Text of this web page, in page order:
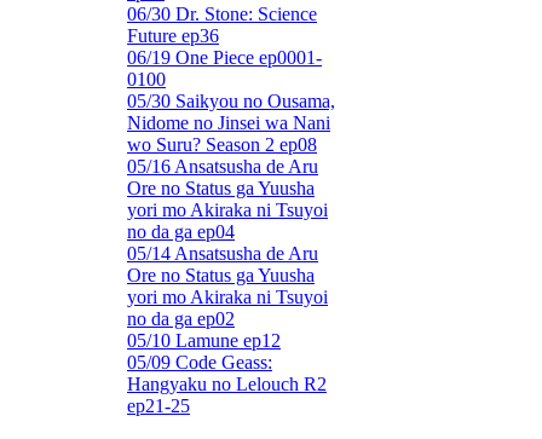
06/30 Dr. Stone: Science
Future ep36
06/19 One Piece ep0001-
0100
05/30 Saikyou no Ousama,
Nidome no Jinsei wa Nani
wo Suru? Season 2 ep08
05/16 Ansatsusha de Aru
Ore no Status ga Yuusha
yori mo Akiraka ni Tsuyoi
no da ga ep04
05/14 Ansatsusha de Aru
Ore no Status ga Yuusha
yori mo Akiraka ni Tsuyoi
no da ga ep02
05/10 Lamune ep12
05/09 Code Geass:
Hangyaku no Lelouch R2
ep21-25